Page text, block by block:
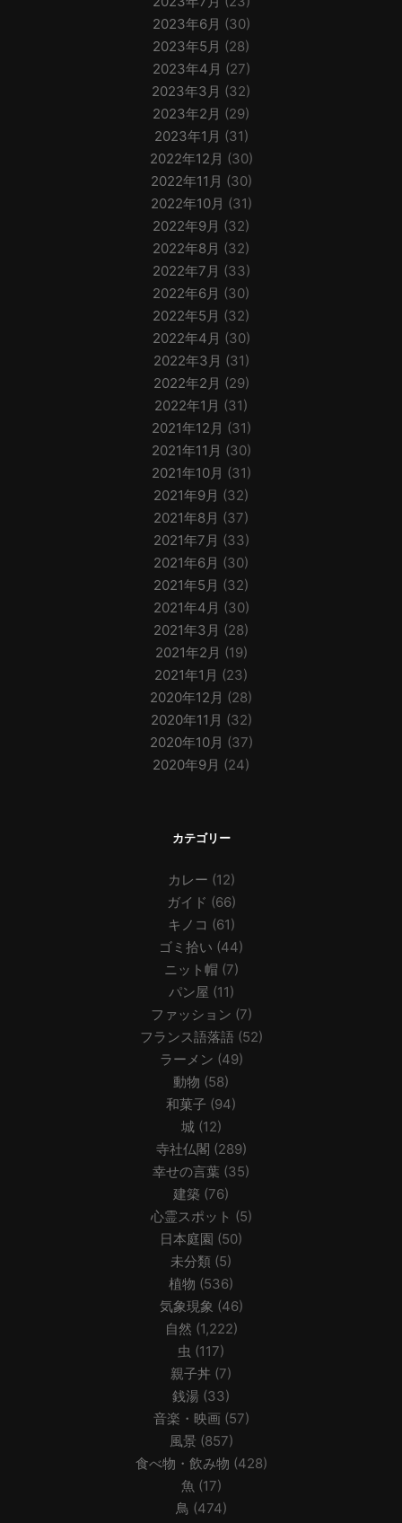
2023年6月 (30)
2023年5月 (28)
2023年4月 (27)
2023年3月 (32)
2023年2月 (29)
2023年1月 (31)
2022年12月 (30)
2022年11月 (30)
2022年10月 (31)
2022年9月 (32)
2022年8月 (32)
2022年7月 (33)
2022年6月 (30)
2022年5月 (32)
2022年4月 (30)
2022年3月 (31)
2022年2月 (29)
2022年1月 (31)
2021年12月 (31)
2021年11月 (30)
2021年10月 (31)
2021年9月 (32)
2021年8月 (37)
2021年7月 (33)
2021年6月 (30)
2021年5月 (32)
2021年4月 (30)
2021年3月 (28)
2021年2月 (19)
2021年1月 (23)
2020年12月 (28)
2020年11月 (32)
2020年10月 (37)
2020年9月 (24)
カテゴリー
カレー (12)
ガイド (66)
キノコ (61)
ゴミ拾い (44)
ニット帽 (7)
パン屋 (11)
ファッション (7)
フランス語落語 (52)
ラーメン (49)
動物 (58)
和菓子 (94)
城(12)
寺社仏閣 (289)
幸せの言葉 (35)
建築 (76)
心霊スポット (5)
日本庭園 (50)
未分類 (5)
植物 (536)
気象現象 (46)
自然 (1,222)
虫 (117)
親子丼 (7)
銭湯 (33)
音楽・映画 (57)
風景(857)
食べ物・飲み物 (428)
魚 (17)
鳥 (474)